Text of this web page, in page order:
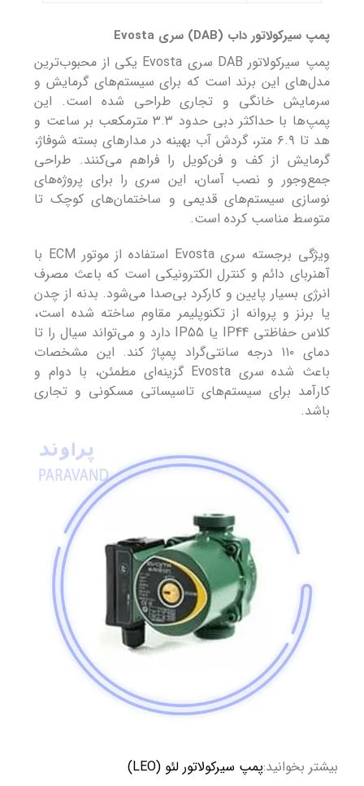
پمپ سیرکولاتور داب (DAB) سری Evosta
پمپ سیرکولاتور DAB سری Evosta یکی از محبوب‌ترین
مدل‌های این برند است که برای سیستم‌های گرمایش و
سرمایش خانگی و تجاری طراحی شده است. این
پمپ‌ها با حداکثر دبی حدود ۳.۳ مترمکعب بر ساعت و
هد تا ۶.۹ متر، گردش آب بهینه در مدارهای بسته شوفاژ،
گرمایش از کف و فن‌کویل را فراهم می‌کنند. طراحی
جمع‌وجور و نصب آسان، این سری را برای پروژه‌های
نوسازی سیستم‌های قدیمی و ساختمان‌های کوچک تا
متوسط مناسب کرده است.
ویژگی برجسته سری Evosta استفاده از موتور ECM با
آهنربای دائم و کنترل الکترونیکی است که باعث مصرف
انرژی بسیار پایین و کارکرد بی‌صدا می‌شود. بدنه از چدن
یا برنز و پروانه از تکنوپلیمر مقاوم ساخته شده است،
کلاس حفاظتی IP44 یا IP55 دارد و می‌تواند سیال را تا
دمای ۱۱۰ درجه سانتی‌گراد پمپاژ کند. این مشخصات
باعث شده سری Evosta گزینه‌ای مطمئن، با دوام و
کارآمد برای سیستم‌های تاسیساتی مسکونی و تجاری
باشد.
بیشتر بخوانید:پمپ سیرکولاتور لئو (LEO)